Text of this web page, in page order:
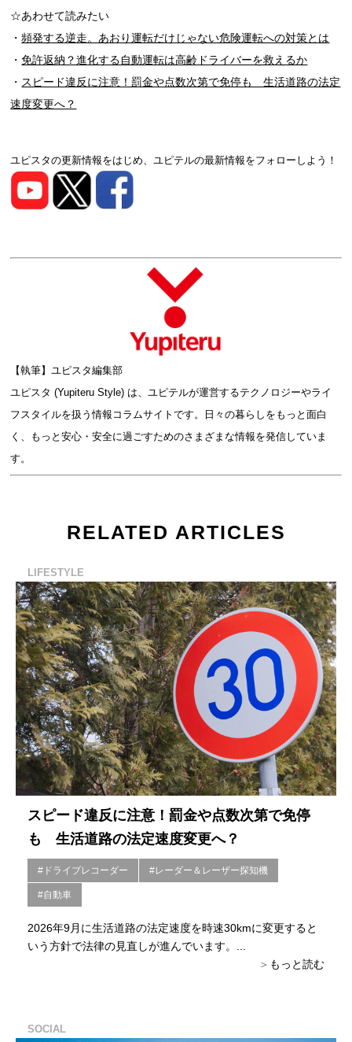
☆あわせて読みたい
・頻発する逆走。あおり運転だけじゃない危険運転への対策とは
・免許返納？進化する自動運転は高齢ドライバーを救えるか
・ スピード違反に注意！罰金や点数次第で免停も 生活道路の法定
速度変更へ？
ユピスタの更新情報をはじめ、ユピテルの最新情報をフォローしよう！
【執筆】ユピスタ編集部
ユピスタ (Yupiteru Style) は、ユピテルが運営するテクノロジーやライ
フスタイルを扱う情報コラムサイトです。日々の暮らしをもっと面白
く、もっと安心・安全に過ごすためのさまざまな情報を発信していま
す。
RELATED ARTICLES
LIFESTYLE
スピード違反に注意！罰金や点数次第で免停
も 生活道路の法定速度変更へ？
#ドライブレコーダー #レーダー＆レーザー探知機
#自動車
2026年9月に生活道路の法定速度を時速30kmに変更すると
いう方針で法律の見直しが進んでいます。...
もっと読む
SOCIAL